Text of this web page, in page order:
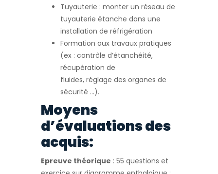
Tuyauterie : monter un réseau de
tuyauterie étanche dans une
installation de réfrigération
Formation aux travaux pratiques
(ex : contrôle d’étanchéité,
récupération de
fluides, réglage des organes de
sécurité …).
Moyens
d’évaluations des
acquis:
Epreuve théorique : 55 questions et